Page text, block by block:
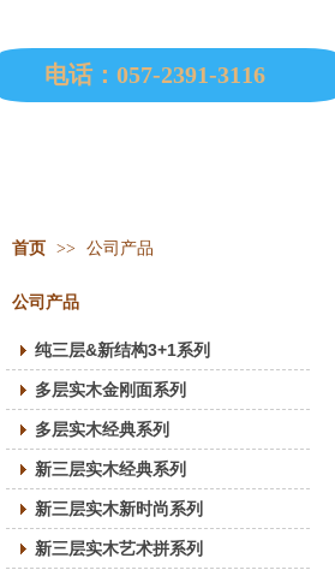
电话：057-2391-3116
首页 >> 公司产品
公司产品
纯三层&新结构3+1系列
多层实木金刚面系列
多层实木经典系列
新三层实木经典系列
新三层实木新时尚系列
新三层实木艺术拼系列